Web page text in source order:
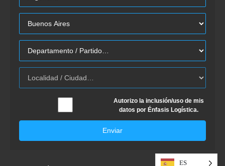
Autorizo la inclusión/uso de mis
datos por Énfasis Logística.
Enviar
ES